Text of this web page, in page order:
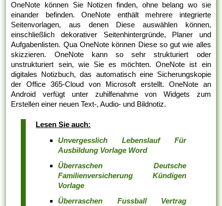
OneNote können Sie Notizen finden, ohne belang wo sie
einander befinden. OneNote enthält mehrere integrierte
Seitenvorlagen, aus denen Diese auswählen können,
einschließlich dekorativer Seitenhintergründe, Planer und
Aufgabenlisten. Qua OneNote können Diese so gut wie alles
skizzieren. OneNote kann so sehr strukturiert oder
unstrukturiert sein, wie Sie es möchten. OneNote ist ein
digitales Notizbuch, das automatisch eine Sicherungskopie
der Office 365-Cloud von Microsoft erstellt. OneNote an
Android verfügt unter zuhilfenahme von Widgets zum
Erstellen einer neuen Text-, Audio- und Bildnotiz.
Lesen Sie auch:
Unvergesslich Lebenslauf Für
Ausbildung Vorlage Word
Überraschen Deutsche
Familienversicherung Kündigen
Vorlage
Überraschen Fussball Vertrag